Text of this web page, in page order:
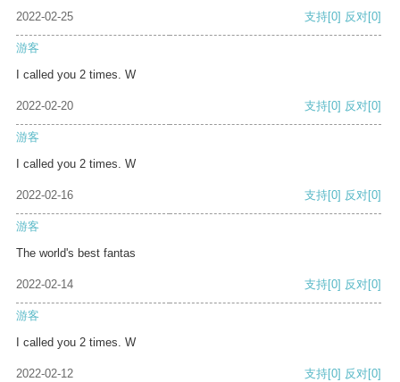
2022-02-25 支持[0] 反对[0]
游客
I called you 2 times. W
2022-02-20 支持[0] 反对[0]
游客
I called you 2 times. W
2022-02-16 支持[0] 反对[0]
游客
The world's best fantas
2022-02-14 支持[0] 反对[0]
游客
I called you 2 times. W
2022-02-12 支持[0] 反对[0]